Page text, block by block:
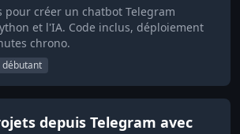
pour créer un chatbot Telegram
et l'IA. Code inclus, déploiement
chrono.
débutant
depuis Telegram avec